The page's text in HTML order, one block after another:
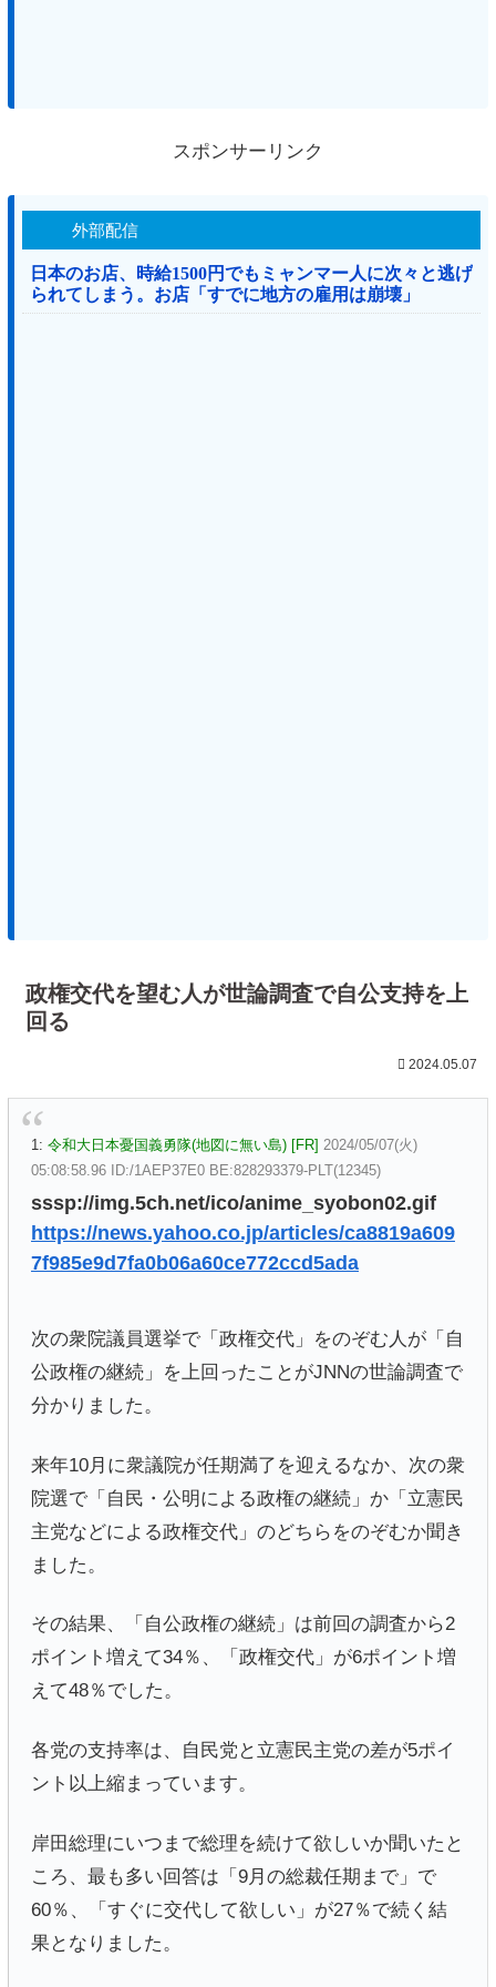
スポンサーリンク
外部配信
日本のお店、時給1500円でもミャンマー人に次々と逃げ
られてしまう。お店「すでに地方の雇用は崩壊」
政権交代を望む人が世論調査で自公支持を上
回る
2024.05.07
1: 令和大日本憂国義勇隊(地図に無い島) [FR] 2024/05/07(火)
05:08:58.96 ID:/1AEP37E0 BE:828293379-PLT(12345)
sssp://img.5ch.net/ico/anime_syobon02.gif
https://news.yahoo.co.jp/articles/ca8819a609
7f985e9d7fa0b06a60ce772ccd5ada
次の衆院議員選挙で「政権交代」をのぞむ人が「自
公政権の継続」を上回ったことがJNNの世論調査で
分かりました。
来年10月に衆議院が任期満了を迎えるなか、次の衆
院選で「自民・公明による政権の継続」か「立憲民
主党などによる政権交代」のどちらをのぞむか聞き
ました。
その結果、「自公政権の継続」は前回の調査から2
ポイント増えて34％、「政権交代」が6ポイント増
えて48％でした。
各党の支持率は、自民党と立憲民主党の差が5ポイ
ント以上縮まっています。
岸田総理にいつまで総理を続けて欲しいか聞いたと
ころ、最も多い回答は「9月の総裁任期まで」で
60％、「すぐに交代して欲しい」が27％で続く結
果となりました。